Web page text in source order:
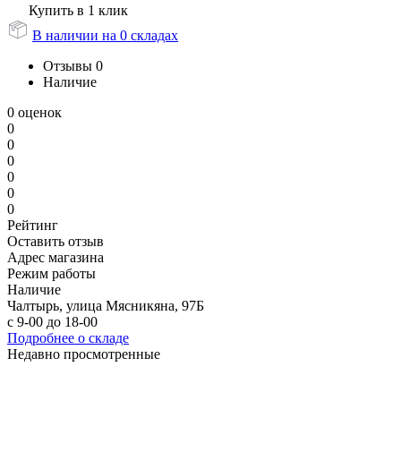
Купить в 1 клик
В наличии на 0 складах
Отзывы 0
Наличие
0 оценок
0
0
0
0
0
0
Рейтинг
Оставить отзыв
Адрес магазина
Режим работы
Наличие
Чалтырь, улица Мясникяна, 97Б
с 9-00 до 18-00
Подробнее о складе
Недавно просмотренные